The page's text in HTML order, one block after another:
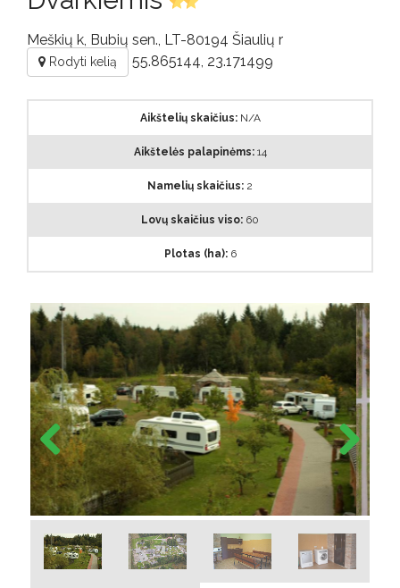
Kontaktai
Meškių k, Bubių sen., LT-80194 Šiaulių r
Rodyti kelią 55.865144, 23.171499
Aikštelių skaičius: N/A
Aikštelės palapinėms: 14
Namelių skaičius: 2
Lovų skaičius viso: 60
Plotas (ha): 6
Previous Next